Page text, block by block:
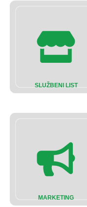
SLUŽBENI LIST
MARKETING